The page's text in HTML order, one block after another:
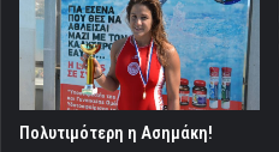
Πολυτιμότερη η Ασημάκη!